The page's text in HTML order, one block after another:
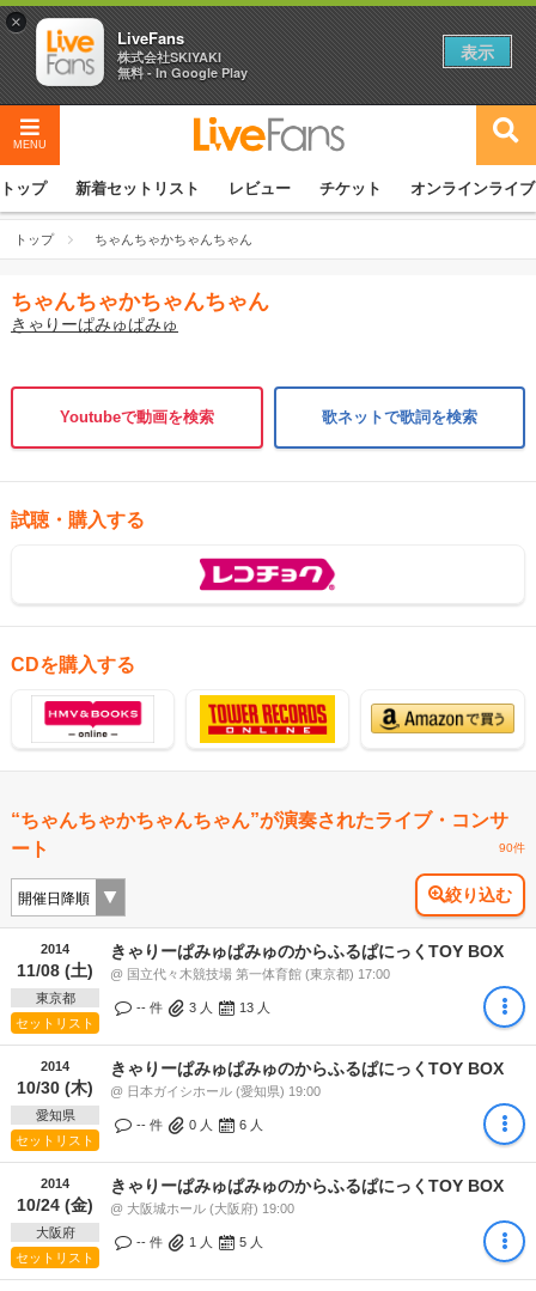
MENU
トップ 新着セットリスト レビュー チケット オンラインライブ
トップ ちゃんちゃかちゃんちゃん
ちゃんちゃかちゃんちゃん
きゃりーぱみゅぱみゅ
Youtubeで動画を検索 歌ネットで歌詞を検索
試聴・購入する
CDを購入する
“ちゃんちゃかちゃんちゃん”が演奏されたライブ・コンサ
ート
90件
絞り込む
2014
11/08 (土)
東京都
セットリスト
きゃりーぱみゅぱみゅのからふるぱにっくTOY BOX
@ 国立代々木競技場 第一体育館 (東京都) 17:00
-- 件 3 人 13 人
2014
10/30 (木)
愛知県
セットリスト
きゃりーぱみゅぱみゅのからふるぱにっくTOY BOX
@ 日本ガイシホール (愛知県) 19:00
-- 件 0 人 6 人
2014
10/24 (金)
大阪府
セットリスト
きゃりーぱみゅぱみゅのからふるぱにっくTOY BOX
@ 大阪城ホール (大阪府) 19:00
-- 件 1 人 5 人
×
LiveFans
株式会社SKIYAKI
無料 - In Google Play
表示